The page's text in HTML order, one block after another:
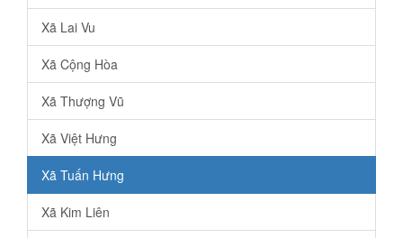
Xã Lai Vu
Xã Cộng Hòa
Xã Thượng Vũ
Xã Việt Hưng
Xã Tuấn Hưng
Xã Kim Liên